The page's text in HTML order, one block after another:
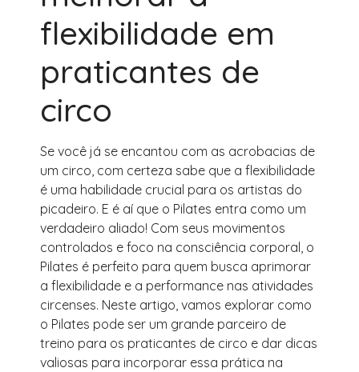
flexibilidade em
praticantes de
circo
Se você já se encantou com as acrobacias de
um circo, com certeza sabe que a flexibilidade
é uma habilidade crucial para os artistas do
picadeiro. E é aí que o Pilates entra como um
verdadeiro aliado! Com seus movimentos
controlados e foco na consciência corporal, o
Pilates é perfeito para quem busca aprimorar
a flexibilidade e a performance nas atividades
circenses. Neste artigo, vamos explorar como
o Pilates pode ser um grande parceiro de
treino para os praticantes de circo e dar dicas
valiosas para incorporar essa prática na